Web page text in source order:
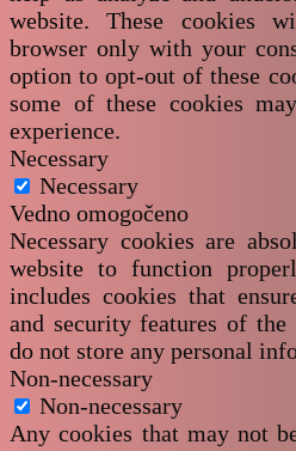
website. These cookies
browser only with your
option to opt-out of these
some of these cookies
experience.
Necessary
Necessary
Vedno omogočeno
Necessary cookies are
website to function
includes cookies that
and security features of the
do not store any personal
Non-necessary
Non-necessary
Any cookies that may not